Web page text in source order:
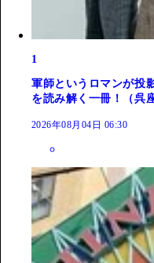
1
軍師というロマンが投
を読み解く一冊！（呉
2026年08月04日 06:30